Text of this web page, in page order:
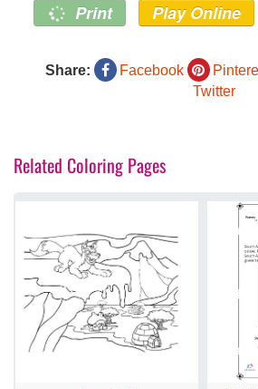
Print Play Online
Share: Facebook
Twitter
Related Coloring Pages